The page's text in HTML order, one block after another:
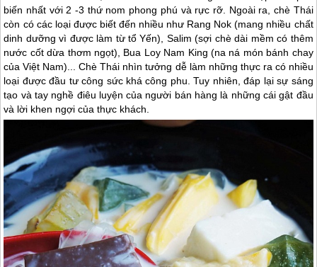
biến nhất với 2 -3 thứ nom phong phú và rực rỡ. Ngoài ra, chè Thái
còn có các loại được biết đến nhiều như Rang Nok (mang nhiều chất
dinh dưỡng vì được làm từ tổ Yến), Salim (sợi chè dài mềm có thêm
nước cốt dừa thơm ngọt), Bua Loy Nam King (na ná món bánh chay
của Việt Nam)... Chè Thái nhìn tưởng dễ làm những thực ra có nhiều
loại được đầu tư công sức khá công phu. Tuy nhiên, đáp lại sự sáng
tạo và tay nghề điêu luyện của người bán hàng là những cái gật đầu
và lời khen ngợi của thực khách.